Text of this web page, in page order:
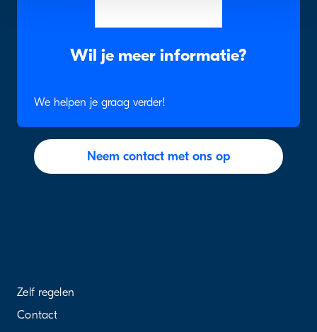
Wil je meer informatie?
We helpen je graag verder!
Neem contact met ons op
Zelf regelen
Contact